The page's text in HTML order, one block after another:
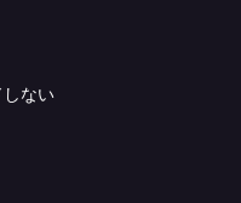
ない